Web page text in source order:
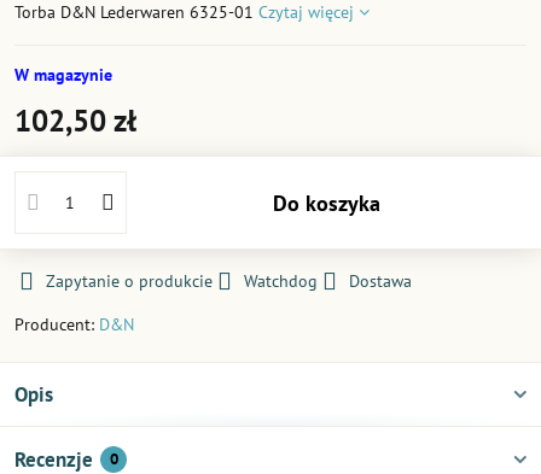
Torba D&N Lederwaren 6325-01 Czytaj więcej
W magazynie
102,50 zł
Do koszyka
Zapytanie o produkcie Watchdog
Dostawa
Producent: D&N
Opis
Recenzje 0